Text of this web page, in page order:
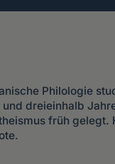
Philologie
dreieinhalb
früh gelegt.